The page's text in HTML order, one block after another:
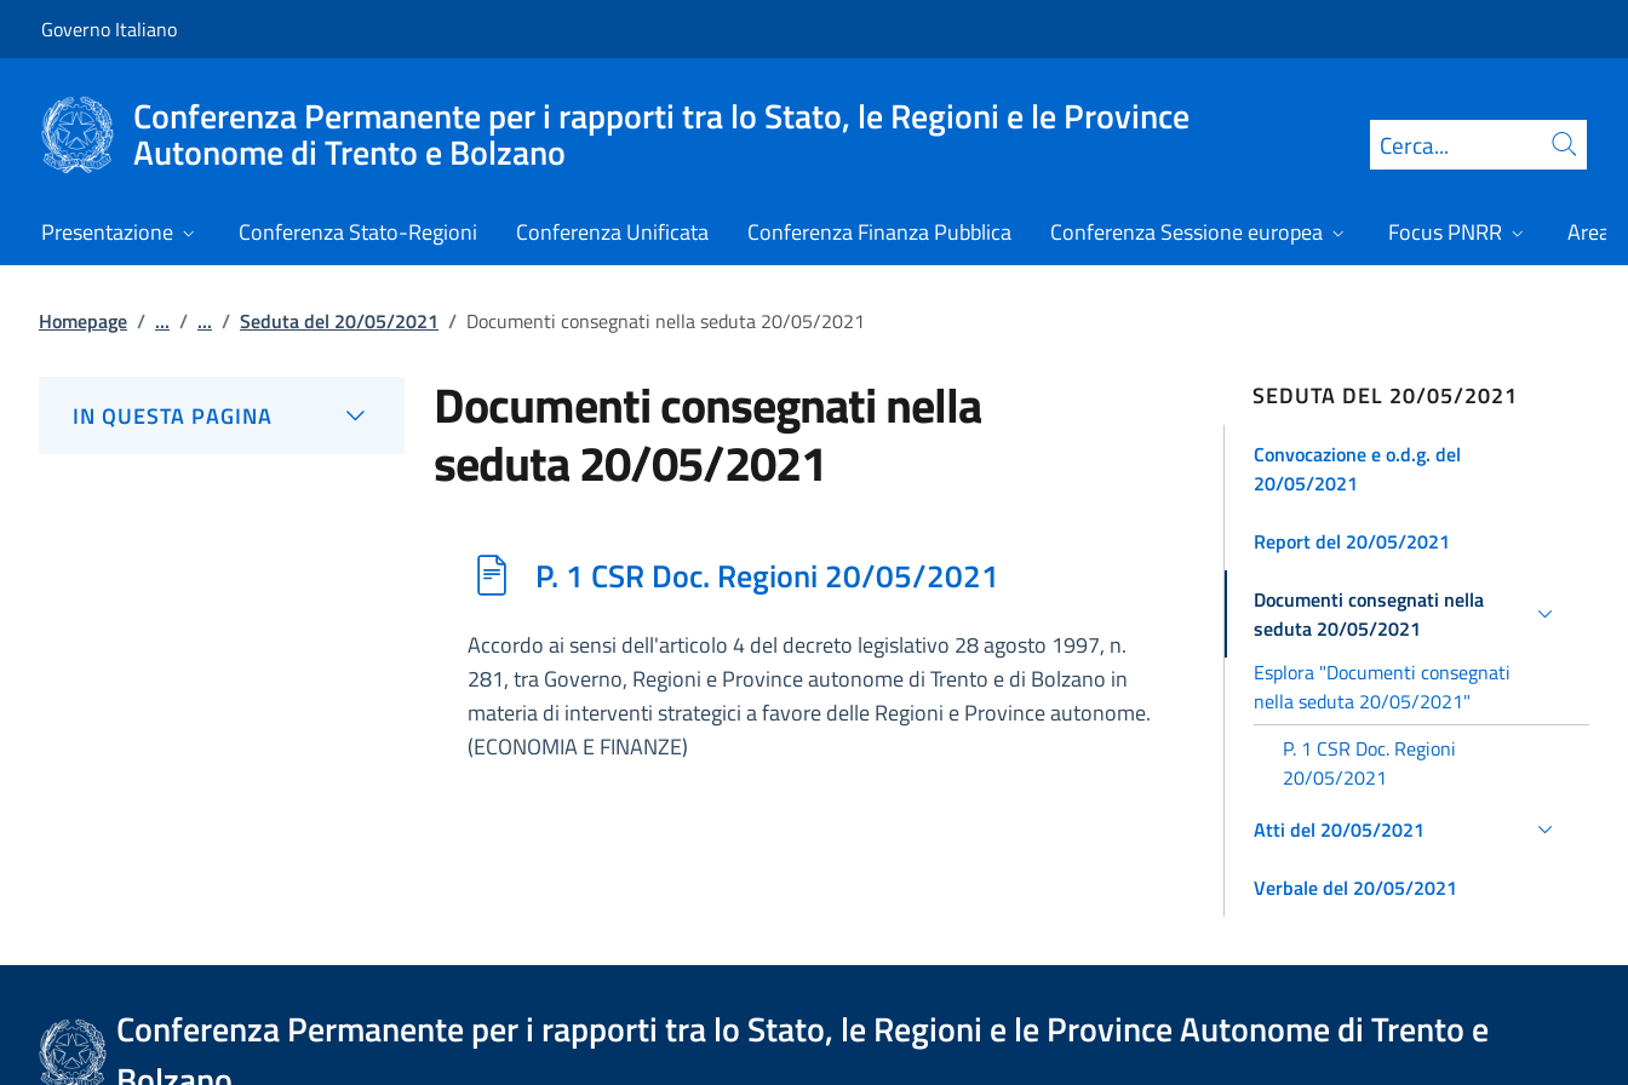
Governo Italiano
Conferenza Permanente per i rapporti tra lo Stato, le Regioni e le Province
Autonome di Trento e Bolzano Cerca
Presentazione Conferenza Stato-Regioni Conferenza Unificata Conferenza Finanza Pubblica Conferenza Sessione europea Focus PNRR Area
Homepage / ... / ... / Seduta del 20/05/2021 / Documenti consegnati nella seduta 20/05/2021
IN QUESTA PAGINA Documenti consegnati nella
seduta 20/05/2021
P. 1 CSR Doc. Regioni 20/05/2021
Accordo ai sensi dell'articolo 4 del decreto legislativo 28 agosto 1997, n.
281, tra Governo, Regioni e Province autonome di Trento e di Bolzano in
materia di interventi strategici a favore delle Regioni e Province autonome.
(ECONOMIA E FINANZE)
SEDUTA DEL 20/05/2021
Convocazione e o.d.g. del
20/05/2021
Report del 20/05/2021
Documenti consegnati nella
seduta 20/05/2021
Esplora "Documenti consegnati
nella seduta 20/05/2021"
P. 1 CSR Doc. Regioni
20/05/2021
Atti del 20/05/2021
Verbale del 20/05/2021
Conferenza Permanente per i rapporti tra lo Stato, le Regioni e le Province Autonome di Trento e